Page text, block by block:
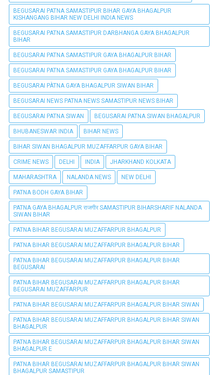
BEGUSARAI PATNA SAMASTIPUR BIHAR GAYA BHAGALPUR
KISHANGANG BIHAR NEW DELHI INDIA NEWS
BEGUSARAI PATNA SAMASTIPUR DARBHANGA GAYA BHAGALPUR
BIHAR
BEGUSARAI PATNA SAMASTIPUR GAYA BHAGALPUR BIHAR
BEGUSARAI PATNA SAMASTIPUR GAYA BHAGALPUR BIHAR
BEGUSARAI PÀTNA GAYA BHAGALPUR SIWAN BIHAR
BEGUSARAI NEWS PATNA NEWS SAMASTIPUR NEWS BIHAR
BEGUSARAI PATNA SIWAN BEGUSARAI PATNA SIWAN BHAGALPUR
BHUBANESWAR INDIA BIHAR NEWS
BIHAR SIWAN BHAGALPUR MUZAFFARPUR GAYA BIHAR
CRIME NEWS DELHI INDIA JHARKHAND KOLKATA
MAHARASHTRA NALANDA NEWS NEW DELHI
PATNA BODH GAYA BIHAR
PATNA GAYA BHAGALPUR राजगीर SAMASTIPUR BIHARSHARIF NALANDA
SIWAN BIHAR
PATNA BIHAR BEGUSARAI MUZAFFARPUR BHAGALPUR
PATNA BIHAR BEGUSARAI MUZAFFARPUR BHAGALPUR BIHAR
PATNA BIHAR BEGUSARAI MUZAFFARPUR BHAGALPUR BIHAR
BEGUSARAI
PATNA BIHAR BEGUSARAI MUZAFFARPUR BHAGALPUR BIHAR
BEGUSARAI MUZAFFARPUR
PATNA BIHAR BEGUSARAI MUZAFFARPUR BHAGALPUR BIHAR SIWAN
PATNA BIHAR BEGUSARAI MUZAFFARPUR BHAGALPUR BIHAR SIWAN
BHAGALPUR
PATNA BIHAR BEGUSARAI MUZAFFARPUR BHAGALPUR BIHAR SIWAN
BHAGALPUR E
PATNA BIHAR BEGUSARAI MUZAFFARPUR BHAGALPUR BIHAR SIWAN
BHAGALPUR SAMASTIPUR